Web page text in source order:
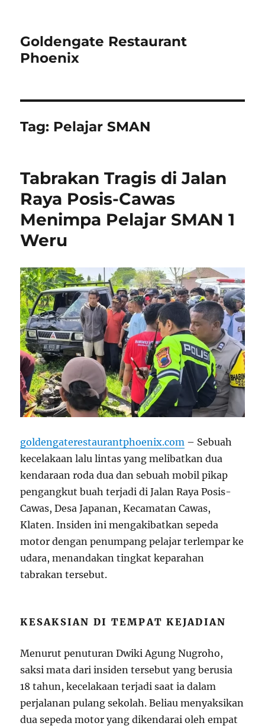
Goldengate Restaurant
Phoenix
Tag: Pelajar SMAN
Tabrakan Tragis di Jalan
Raya Posis-Cawas
Menimpa Pelajar SMAN 1
Weru
goldengaterestaurantphoenix.com – Sebuah
kecelakaan lalu lintas yang melibatkan dua
kendaraan roda dua dan sebuah mobil pikap
pengangkut buah terjadi di Jalan Raya Posis-
Cawas, Desa Japanan, Kecamatan Cawas,
Klaten. Insiden ini mengakibatkan sepeda
motor dengan penumpang pelajar terlempar ke
udara, menandakan tingkat keparahan
tabrakan tersebut.
KESAKSIAN DI TEMPAT KEJADIAN
Menurut penuturan Dwiki Agung Nugroho,
saksi mata dari insiden tersebut yang berusia
18 tahun, kecelakaan terjadi saat ia dalam
perjalanan pulang sekolah. Beliau menyaksikan
dua sepeda motor yang dikendarai oleh empat